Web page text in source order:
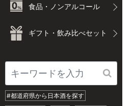
食品・ノンアルコール
ギフト・飲み比べセット
#都道府県から日本酒を探す